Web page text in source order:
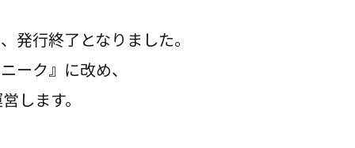
発行終了となりました。
ーク』に改め、
します。